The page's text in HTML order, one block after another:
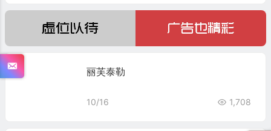
丽芙泰勒
10/16 1,708